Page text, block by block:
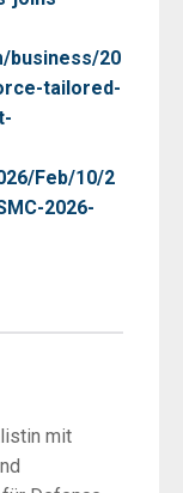
business/20
tailored-
Feb/10/2
2026-
mit